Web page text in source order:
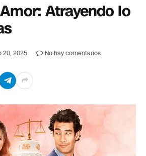
Atrayendo lo
20, 2025
No hay comentarios